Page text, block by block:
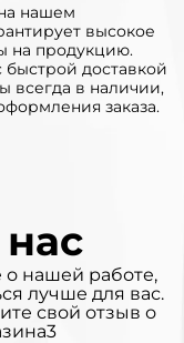
нашем
высокое
на продукцию.
доставкой
всегда в наличии,
заказа.
нашей работе,
лучше для вас.
свой отзыв о